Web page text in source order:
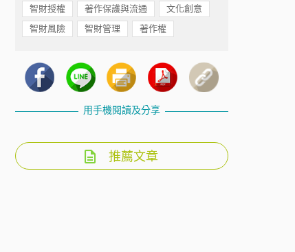
智財授權 著作保護與流通
文化創意
智財風險
智財管理 著作權
用手機閱讀及分享
推薦文章